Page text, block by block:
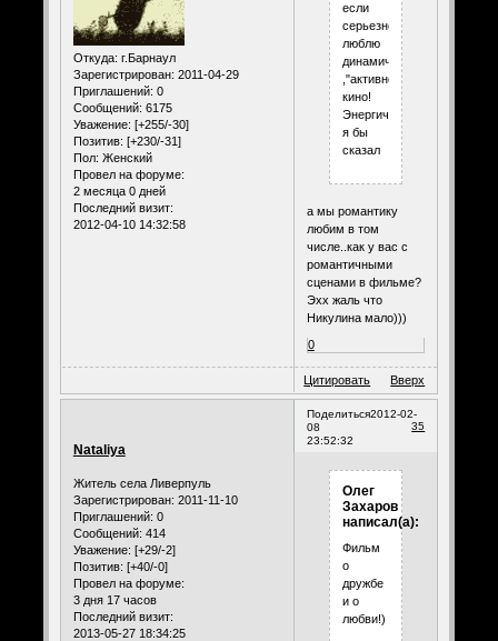
Откуда: г.Барнаул
Зарегистрирован: 2011-04-29
Приглашений: 0
Сообщений: 6175
Уважение: [+255/-30]
Позитив: [+230/-31]
Пол: Женский
Провел на форуме:
2 месяца 0 дней
Последний визит:
2012-04-10 14:32:58
если
серьезнее,то
люблю
динамичное
,"активное"
кино!
Энергичное
я бы
сказал
а мы романтику
любим в том
числе..как у вас с
романтичными
сценами в фильме?
Эхх жаль что
Никулина мало)))
0
Цитировать Вверх
Поделиться
35
2012-02-
08
23:52:32
Nataliya
Житель села Ливерпуль
Зарегистрирован: 2011-11-10
Приглашений: 0
Сообщений: 414
Уважение: [+29/-2]
Позитив: [+40/-0]
Провел на форуме:
3 дня 17 часов
Последний визит:
2013-05-27 18:34:25
Олег
Захаров
написал(а):
Фильм
о
дружбе
и о
любви!)